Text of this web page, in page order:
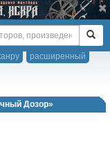
расширенный
Дозор»